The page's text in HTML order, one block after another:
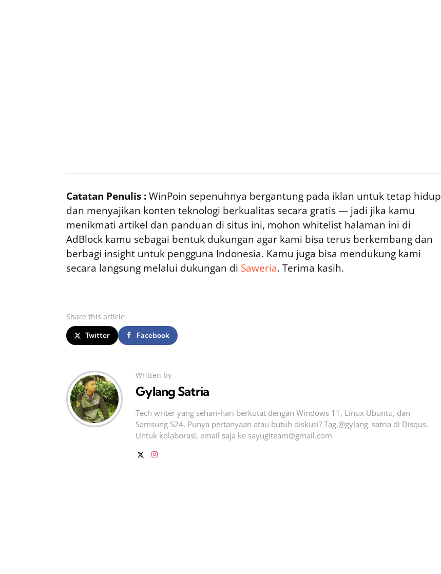
Catatan Penulis :WinPoin sepenuhnya bergantung pada iklan untuk tetap hidup
dan menyajikan konten teknologi berkualitas secara gratis — jadi jika kamu
menikmati artikel dan panduan di situs ini, mohon whitelist halaman ini di
AdBlock kamu sebagai bentuk dukungan agar kami bisa terus berkembang dan
berbagi insight untuk pengguna Indonesia. Kamu juga bisa mendukung kami
secara langsung melalui dukungan di Saweria. Terima kasih.
Share this article
Twitter Facebook
Written by
Gylang Satria
Tech writer yang sehari‑hari berkutat dengan Windows 11, Linux Ubuntu, dan
Samsung S24. Punya pertanyaan atau butuh diskusi? Tag @gylang_satria di Disqus.
Untuk kolaborasi, email saja ke sayugiteam@gmail.com